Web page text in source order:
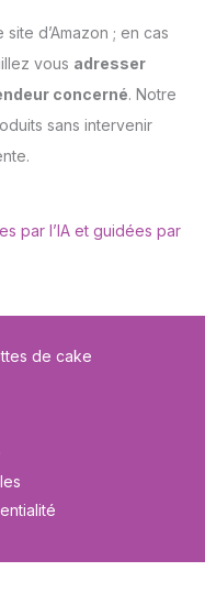
d’Amazon ; en cas
vous adresser
concerné. Notre
sans intervenir
par l’IA et guidées par
de cake